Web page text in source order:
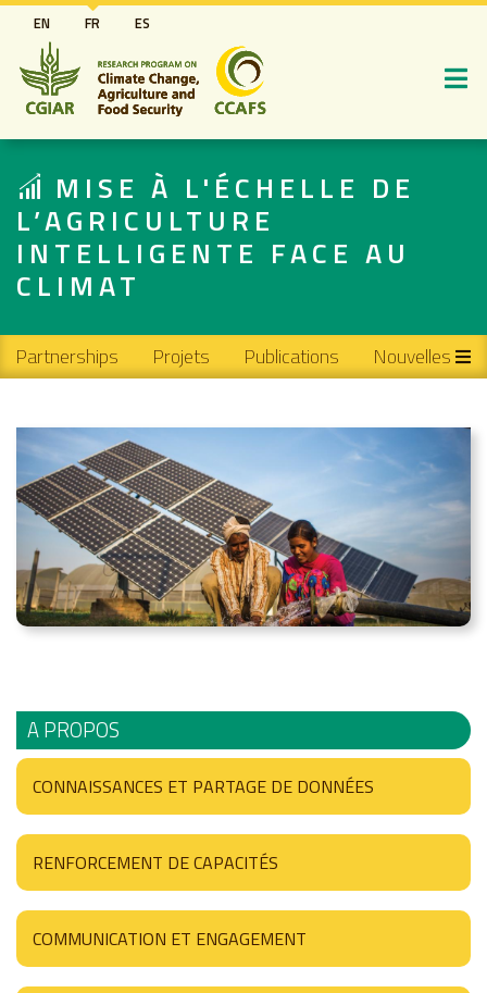
Aller
au
contenu
principal
EN FR ES
MISE À L'ÉCHELLE DE
L’AGRICULTURE
INTELLIGENTE FACE AU
CLIMAT
Main navigation
Partnerships Projets Publications Nouvelles
A PROPOS
CONNAISSANCES ET PARTAGE DE DONNÉES
RENFORCEMENT DE CAPACITÉS
COMMUNICATION ET ENGAGEMENT